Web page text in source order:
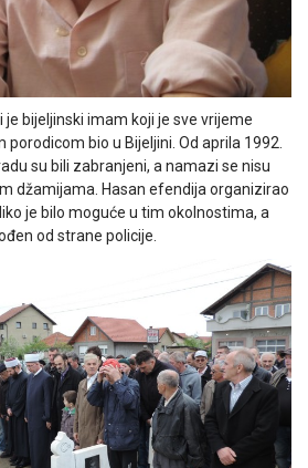
je bijeljinski imam koji je sve vrijeme
porodicom bio u Bijeljini. Od aprila 1992.
su bili zabranjeni, a namazi se nisu
džamijama. Hasan efendija organizirao
je bilo moguće u tim okolnostima, a
od strane policije.